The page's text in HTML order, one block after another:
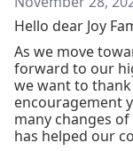
Hello dear Joy
As we move
forward to our
we want to
encouragement
many changes
has helped our